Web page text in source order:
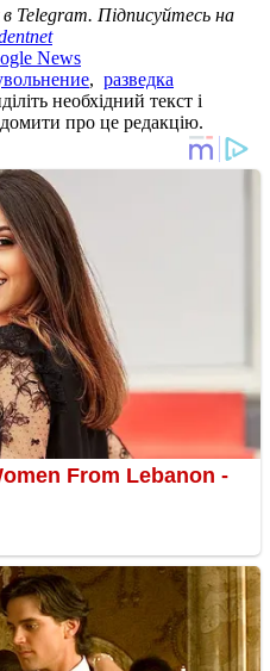
в Telegram. Підписуйтесь на
News
, разведка
необхідний текст і
про це редакцію.